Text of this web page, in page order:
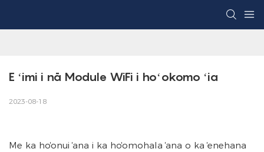
E ʻimi i nā Module WiFi i hoʻokomo ʻia
2023-08-18
Me ka hoʻonui ʻana i ka hoʻomohala ʻana o ka ʻenehana